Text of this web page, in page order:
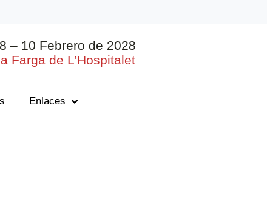
– 10 Febrero de 2028
Farga de L’Hospitalet
Enlaces